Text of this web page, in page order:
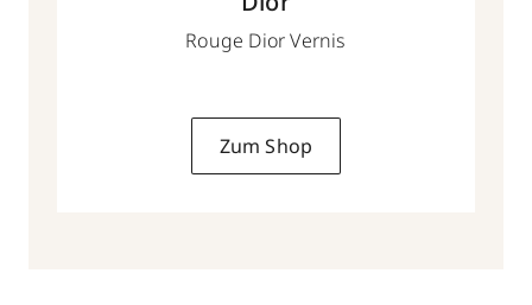
Rouge Dior Vernis
Zum Shop